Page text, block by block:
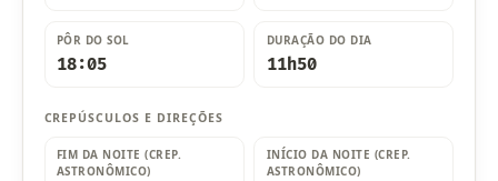
PÔR DO SOL
18:05
DURAÇÃO DO DIA
11h50
CREPÚSCULOS E DIREÇÕES
FIM DA NOITE (CREP.
ASTRONÔMICO)
INÍCIO DA NOITE (CREP.
ASTRONÔMICO)